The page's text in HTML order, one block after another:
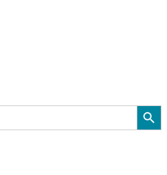
Search Button